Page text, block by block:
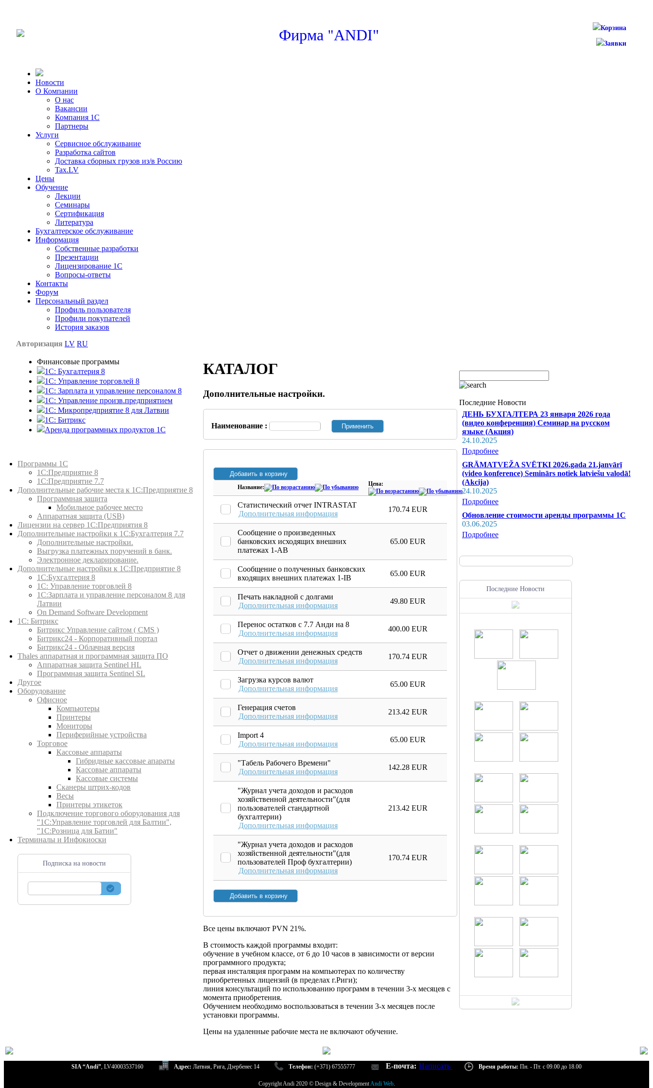
Фирма "ANDI" Корзина
Заявки
Новости
О Компании
О нас
Вакансии
Компания 1С
Партнеры
Услуги
Сервисное обслуживание
Разработка сайтов
Доставка сборных грузов из/в Россию
Tax.LV
Цены
Обучение
Лекции
Семинары
Сертификация
Литература
Бухгалтерское обслуживание
Информация
Собственные разработки
Презентации
Лицензирование 1С
Вопросы-ответы
Контакты
Форум
Персональный раздел
Профиль пользователя
Профили покупателей
История заказов
Авторизация LV RU
Финансовые программы
1С: Бухгалтерия 8
1C: Управление торговлей 8
1C: Зарплата и управление персоналом 8
1C: Управление произв.предприятием
1С: Микропредприятие 8 для Латвии
1C: Битрикс
Аренда программных продуктов 1С
Программы 1С
1С:Предприятие 8
1С:Предприятие 7.7
Дополнительные рабочие места к 1С:Предприятие 8
Программная защита
Мобильное рабочее место
Аппаратная защита (USB)
Лицензии на сервер 1С:Предприятия 8
Дополнительные настройки к 1С:Бухгалтерия 7.7
Дополнительные настройки.
Выгрузка платежных поручений в банк.
Электронное декларирование.
Дополнительные настройки к 1С:Предприятие 8
1С:Бухгалтерия 8
1C: Управление торговлей 8
1С:Зарплата и управление персоналом 8 для
Латвии
On Demand Software Development
1С: Битрикс
Битрикс Управление сайтом ( CMS )
Битрикс24 - Корпоративный портал
Битрикс24 - Облачная версия
Thales аппаратная и программная защита ПО
Аппаратная защита Sentinel HL
Программная защита Sentinel SL
Другое
Оборудование
Офисное
Компьютеры
Принтеры
Мониторы
Периферийные устройства
Торговое
Кассовые аппараты
Гибридные кассовые апараты
Кассовые аппараты
Кассовые системы
Сканеры штрих-кодов
Весы
Принтеры этикеток
Подключение торгового оборудования для
"1С:Управление торговлей для Балтии",
"1С:Розница для Батии"
Терминалы и Инфокиоски
Подписка на новости
КАТАЛОГ
Дополнительные настройки.
Наименование :
Название: Цена:
Статистический отчет INTRASTAT
Дополнительная информация
170.74 EUR
Сообщение о произведенных
банковских исходящих внешних
платежах 1-AB
65.00 EUR
Сообщение о полученных банковских
входящих внешних платежах 1-IB
65.00 EUR
Печать накладной с долгами
Дополнительная информация
49.80 EUR
Перенос остатков с 7.7 Анди на 8
Дополнительная информация
400.00 EUR
Отчет о движении денежных средств
Дополнительная информация
170.74 EUR
Загрузка курсов валют
Дополнительная информация
65.00 EUR
Генерация счетов
Дополнительная информация
213.42 EUR
Import 4
Дополнительная информация
65.00 EUR
"Табель Рабочего Времени"
Дополнительная информация
142.28 EUR
"Журнал учета доходов и расходов
хозяйственной деятельности"(для
пользователей стандартной
бухгалтерии)
Дополнительная информация
213.42 EUR
"Журнал учета доходов и расходов
хозяйственной деятельности"(для
пользователей Проф бухгалтерии)
Дополнительная информация
170.74 EUR
Все цены включают PVN 21%.
В стоимость каждой программы входит:
обучение в учебном классе, от 6 до 10 часов в зависимости от версии
программного продукта;
первая инсталяция программ на компьютерах по количеству
приобретенных лицензий (в пределах г.Риги);
линия консультаций по использованию программ в течении 3-х месяцев с
момента приобретения.
Обучением необходимо воспользоваться в течении 3-х месяцев после
установки программы.
Цены на удаленные рабочие места не включают обучение.
Последние Новости
ДЕНЬ БУХГАЛТЕРА 23 января 2026 года
(видео конференция) Семинар на русском
языке (Акция)
24.10.2025
Подробнее
GRĀMATVEŽA SVĒTKI 2026.gada 21.janvārī
(video konference) Seminārs notiek latviešu valodā!
(Akcija)
24.10.2025
Подробнее
Обновление стоимости аренды программы 1С
03.06.2025
Подробнее
Последние Новости
SIA “Andi”, LV40003537160 Адрес: Латвия, Рига, Дзербенес 14 Телефон: (+371) 67555777 E-почта: Написать Время работы: Пн. - Пт. с 09.00 до 18.00
Copyright Andi 2020 © Design & DevelopmentAndi Web.